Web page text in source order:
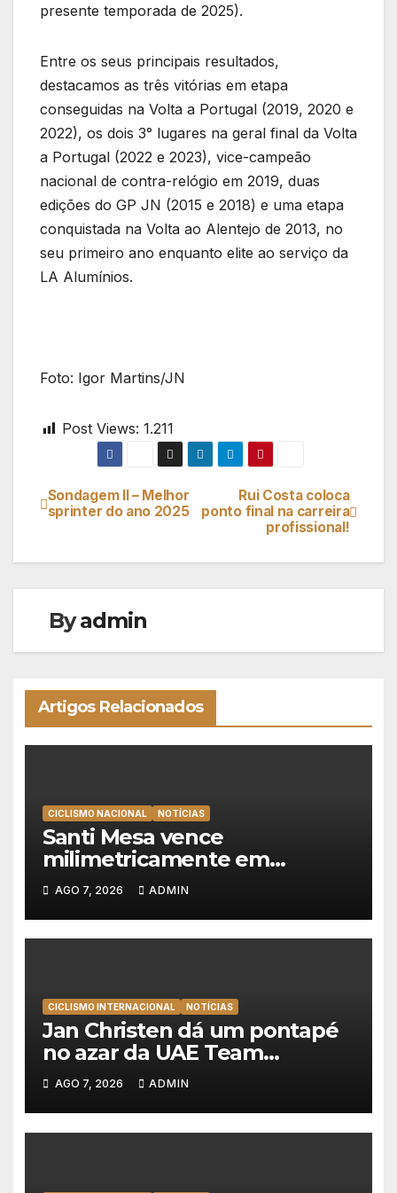
presente temporada de 2025).
Entre os seus principais resultados,
destacamos as três vitórias em etapa
conseguidas na Volta a Portugal (2019, 2020 e
2022), os dois 3° lugares na geral final da Volta
a Portugal (2022 e 2023), vice-campeão
nacional de contra-relógio em 2019, duas
edições do GP JN (2015 e 2018) e uma etapa
conquistada na Volta ao Alentejo de 2013, no
seu primeiro ano enquanto elite ao serviço da
LA Alumínios.
Foto: Igor Martins/JN
Post Views: 1.211
Navegação
Rui Costa coloca
ponto final na carreira
profissional!
Sondagem II – Melhor
sprinter do ano 2025
Byadmin
Artigos Relacionados
CICLISMO NACIONAL NOTÍCIAS
Santi Mesa vence
milimetricamente em
Albufeira, Rui Oliveira
mantém a amarela da Volta a
Portugal
AGO 7, 2026 ADMIN
CICLISMO INTERNACIONAL NOTÍCIAS
Jan Christen dá um pontapé
no azar da UAE Team
Emirates e vence na Volta a
Polónia
AGO 7, 2026 ADMIN